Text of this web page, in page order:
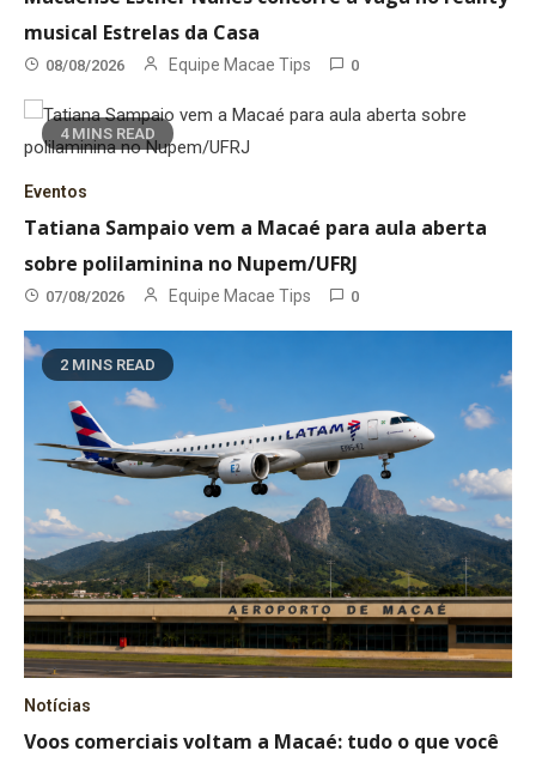
musical Estrelas da Casa
08/08/2026 Equipe Macae Tips 0
4 MINS READ
Eventos
Tatiana Sampaio vem a Macaé para aula aberta
sobre polilaminina no Nupem/UFRJ
07/08/2026 Equipe Macae Tips 0
2 MINS READ
Notícias
Voos comerciais voltam a Macaé: tudo o que você